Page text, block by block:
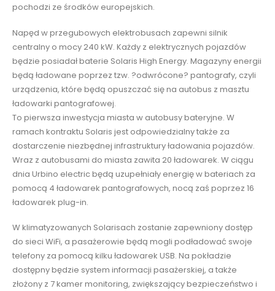
pochodzi ze środków europejskich.
Napęd w przegubowych elektrobusach zapewni silnik
centralny o mocy 240 kW. Każdy z elektrycznych pojazdów
będzie posiadał baterie Solaris High Energy. Magazyny energii
będą ładowane poprzez tzw. ?odwrócone? pantografy, czyli
urządzenia, które będą opuszczać się na autobus z masztu
ładowarki pantografowej.
To pierwsza inwestycja miasta w autobusy bateryjne. W
ramach kontraktu Solaris jest odpowiedzialny także za
dostarczenie niezbędnej infrastruktury ładowania pojazdów.
Wraz z autobusami do miasta zawita 20 ładowarek. W ciągu
dnia Urbino electric będą uzupełniały energię w bateriach za
pomocą 4 ładowarek pantografowych, nocą zaś poprzez 16
ładowarek plug-in.
W klimatyzowanych Solarisach zostanie zapewniony dostęp
do sieci WiFi, a pasażerowie będą mogli podładować swoje
telefony za pomocą kilku ładowarek USB. Na pokładzie
dostępny będzie system informacji pasażerskiej, a także
złożony z 7 kamer monitoring, zwiększający bezpieczeństwo i